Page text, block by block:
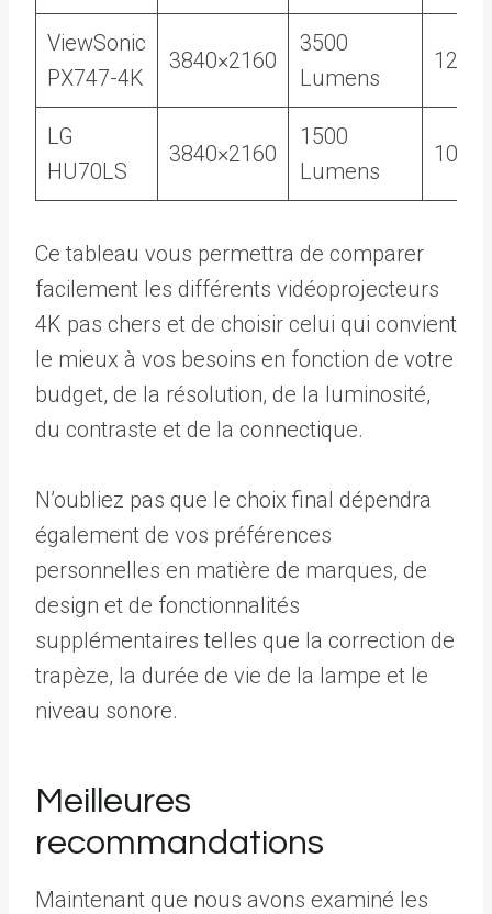
ViewSonic
PX747-4K
3840×2160
3500
Lumens
12
LG
HU70LS
3840×2160
1500
Lumens
100
Ce tableau vous permettra de comparer
facilement les différents vidéoprojecteurs
4K pas chers et de choisir celui qui convient
le mieux à vos besoins en fonction de votre
budget, de la résolution, de la luminosité,
du contraste et de la connectique.
N’oubliez pas que le choix final dépendra
également de vos préférences
personnelles en matière de marques, de
design et de fonctionnalités
supplémentaires telles que la correction de
trapèze, la durée de vie de la lampe et le
niveau sonore.
Meilleures
recommandations
Maintenant que nous avons examiné les